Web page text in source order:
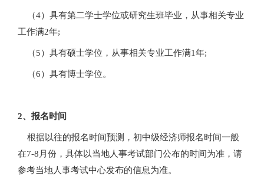
（4）具有第二学士学位或研究生班毕业，从事相关专业
工作满2年;
（5）具有硕士学位，从事相关专业工作满1年;
（6）具有博士学位。
2、报名时间
根据以往的报名时间预测，初中级经济师报名时间一般
在7-8月份，具体以当地人事考试部门公布的时间为准，请
参考当地人事考试中心发布的信息为准。